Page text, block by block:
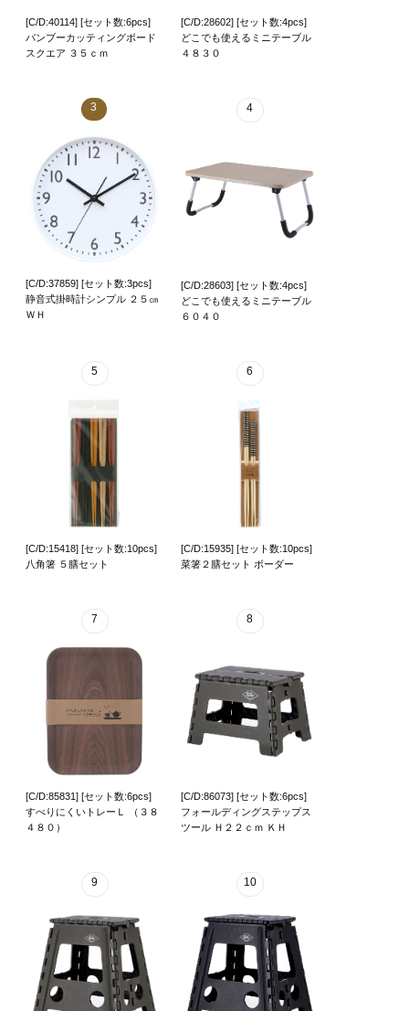
[C/D:40114] [セット数:6pcs]
バンブーカッティングボード
スクエア ３５ｃｍ
[C/D:28602] [セット数:4pcs]
どこでも使えるミニテーブル
４８３０
3
[C/D:37859] [セット数:3pcs]
静音式掛時計シンプル ２５㎝
ＷＨ
4
[C/D:28603] [セット数:4pcs]
どこでも使えるミニテーブル
６０４０
5
[C/D:15418] [セット数:10pcs]
八角箸 ５膳セット
6
[C/D:15935] [セット数:10pcs]
菜箸２膳セット ボーダー
7
[C/D:85831] [セット数:6pcs]
すべりにくいトレーＬ （３８
４８０）
8
[C/D:86073] [セット数:6pcs]
フォールディングステップス
ツール Ｈ２２ｃｍ ＫＨ
9 10